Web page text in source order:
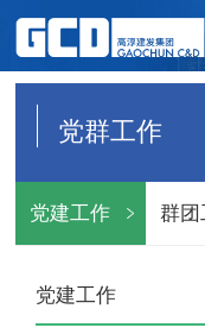
党群工作
党建工作 群团
党建工作